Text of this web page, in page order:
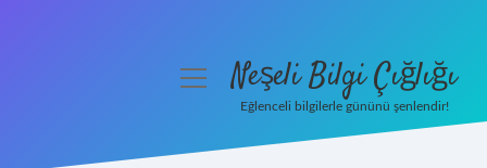
menüyüNeşeli Bilgi Çığlığı
Eğlenceli bilgilerle gününü şenlendir!